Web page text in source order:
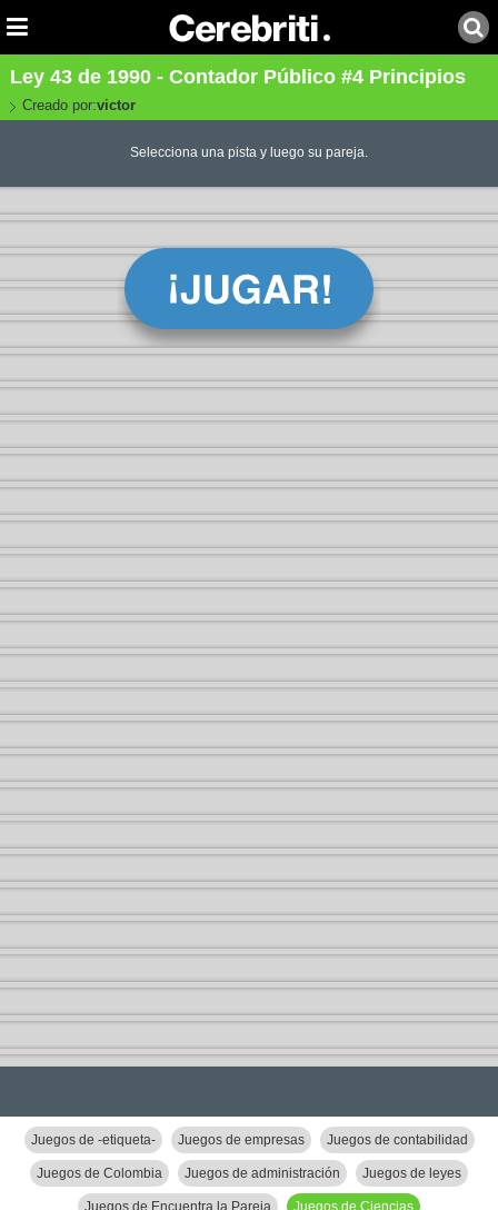
Ley 43 de 1990 - Contador Público #4 Principios
Creado por:victor
Selecciona una pista y luego su pareja.
Juegos de -etiqueta- Juegos de empresas Juegos de contabilidad
Juegos de Colombia Juegos de administración Juegos de leyes
Juegos de Encuentra la Pareja Juegos de Ciencias